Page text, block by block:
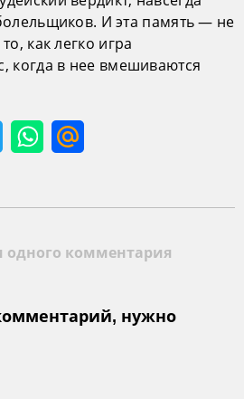
И эта память — не
как легко игра
когда в нее вмешиваются
одного комментария
нужно